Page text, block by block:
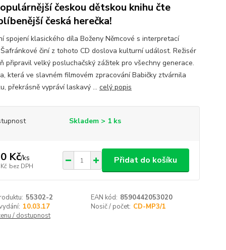
českou dětskou knihu čte
česká herečka!
spojení klasického díla Boženy Němcové s interpretací
činí z tohoto CD doslova kulturní událost. Režisér
připravil velký posluchačský zážitek pro všechny generace.
která ve slavném filmovém zpracování Babičky ztvárnila
překrásně vypráví laskavý ... celý popis
Skladem > 1 ks
Kč/ks
bez DPH
Přidat do košíku
55302-2 EAN kód: 8590442053020
10.03.17 Nosič / počet: CD-MP3/1
/ dostupnost